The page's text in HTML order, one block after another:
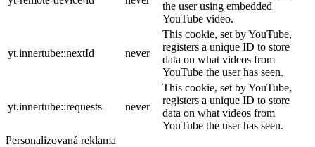
the user using embedded
YouTube video.
yt.innertube::nextId never
This cookie, set by YouTube,
registers a unique ID to store
data on what videos from
YouTube the user has seen.
yt.innertube::requests never
This cookie, set by YouTube,
registers a unique ID to store
data on what videos from
YouTube the user has seen.
Personalizovaná reklama